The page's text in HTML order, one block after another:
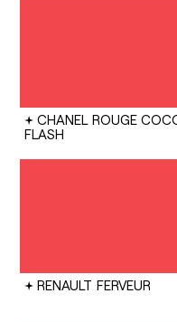
CHANEL ROUGE
FLASH
RENAULT FERVEUR